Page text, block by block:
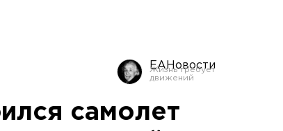
ЕАНовости
самолет